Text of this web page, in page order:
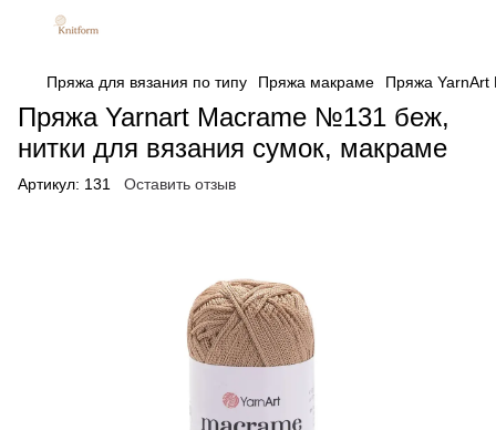
Пряжа для вязания по типу Пряжа макраме Пряжа YarnArt
Пряжа Yarnart Macrame №131 беж,
нитки для вязания сумок, макраме
Артикул: 131 Оставить отзыв